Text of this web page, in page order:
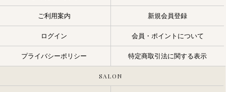
ご利用案内 新規会員登録
ログイン 会員・ポイントについて
プライバシーポリシー 特定商取引法に関する表示
SALON